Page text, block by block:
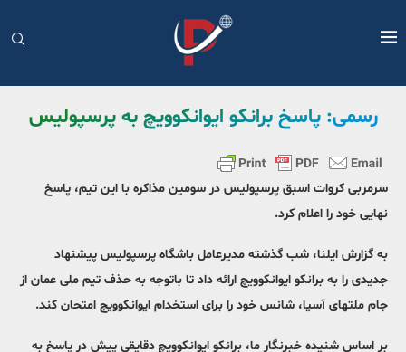
رسمی: پاسخ برانکو ایوانکوویچ به پرسپولیس
سرمربی کروات اسبق پرسپولیس در سومین مذاکره با این تیم، پاسخ
نهایی خود را اعلام کرد.
به گزارش ایلنا، شب گذشته مدیرعامل باشگاه پرسپولیس پیشنهاد
جدیدی را به برانکو ایوانکوویچ ارائه داد تا باتوجه به حذف تیم ملی عمان از
جام ملتهای آسیا، شانس خود را برای استخدام ایوانکوویچ امتحان کند.
بر اساس شنیده خبرنگار ما، برانکو ایوانکوویچ دقایقی پیش در پاسخ به